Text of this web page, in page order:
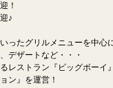
！
♪
ったグリルメニューを中心
デザートなど・・・
レストラン『ビッグボーイ』
ン』を運営！